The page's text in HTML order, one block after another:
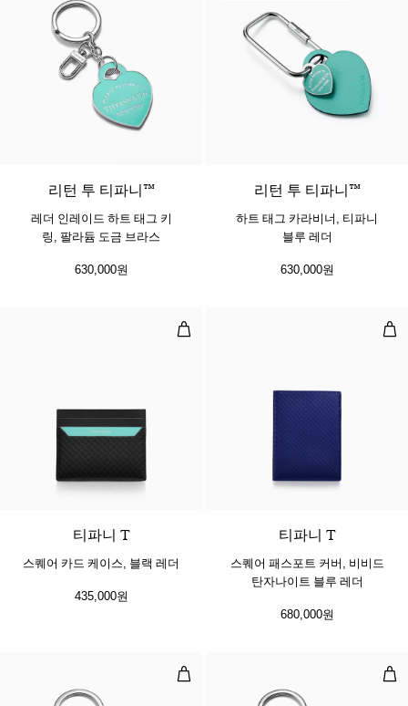
리턴 투 티파니™
레더 인레이드 하트 태그 키
링, 팔라듐 도금 브라스
630,000원
리턴 투 티파니™
하트 태그 카라비너, 티파니
블루 레더
630,000원
스퀘어 카드 케이스, 블랙 레더
2 색상
티파니 T
스퀘어 카드 케이스, 블랙 레더
435,000원
스
티파니 T
스퀘어 패스포트 커버, 비비드
탄자나이트 블루 레더
680,000원
레더 인레이드 하트 태그 키 링, 팔레